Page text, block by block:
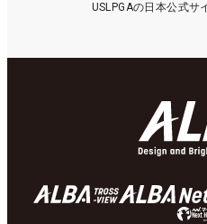
USLPGAの日本公式サ